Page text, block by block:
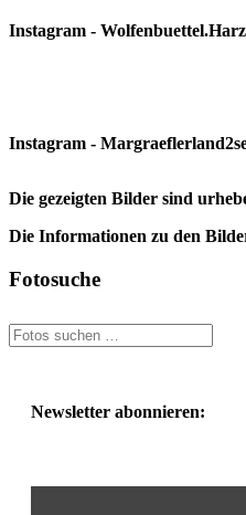
Instagram -
Instagram -
Die gezeigten Bilder sind
Die Informationen zu den
Fotosuche
Newsletter abonnieren: